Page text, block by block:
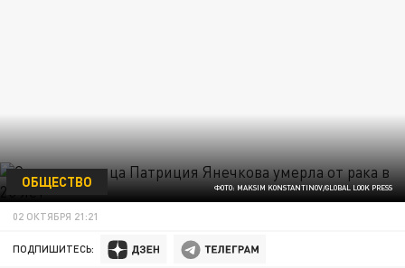
ФОТО: MAKSIM KONSTANTINOV/GLOBAL LOOK PRESS
ОБЩЕСТВО
02 ОКТЯБРЯ 21:21
ПОДПИШИТЕСЬ: